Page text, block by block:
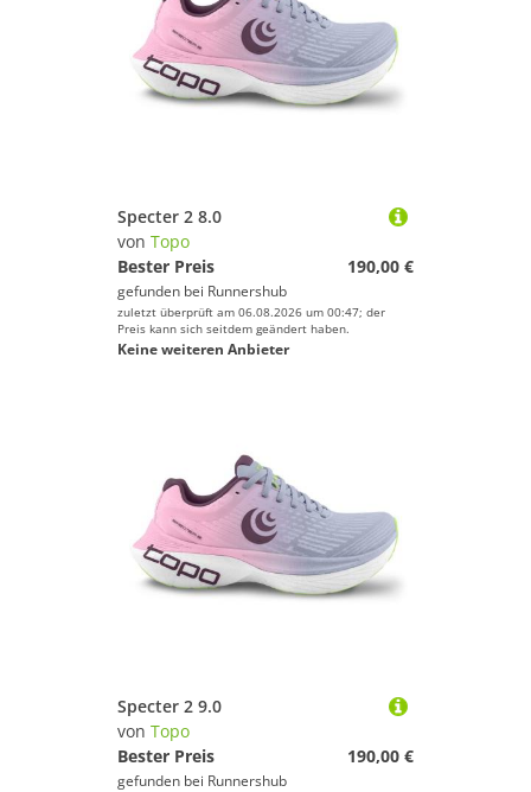
Specter 2 8.0
von Topo
Bester Preis
190,00 €
gefunden bei Runnershub
zuletzt überprüft am 06.08.2026 um 00:47; der
Preis kann sich seitdem geändert haben.
Keine weiteren Anbieter
Specter 2 9.0
von Topo
Bester Preis
190,00 €
gefunden bei Runnershub